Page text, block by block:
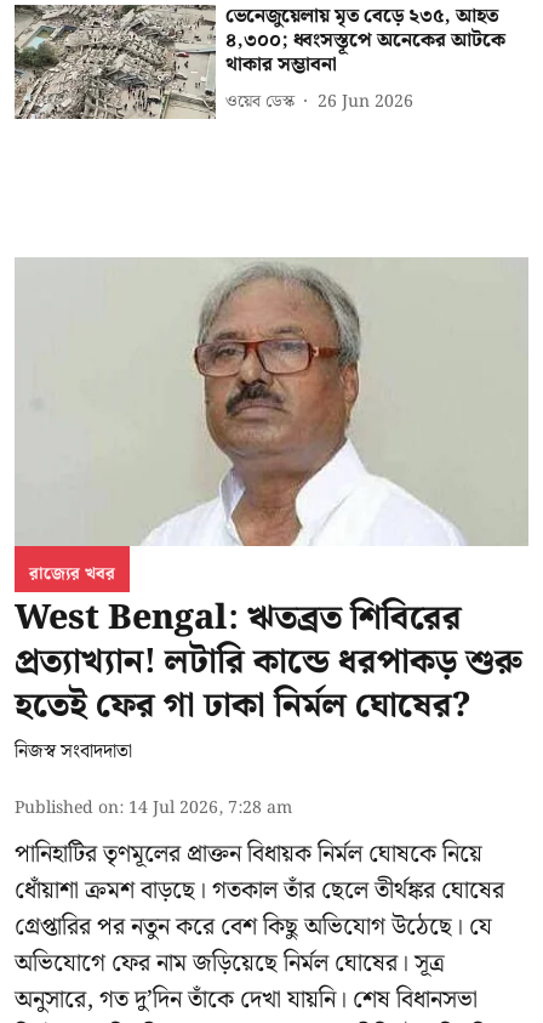
ভেনেজুয়েলায় মৃত বেড়ে ২৩৫, আহত
৪,৩০০; ধ্বংসস্তূপে অনেকের আটকে
থাকার সম্ভাবনা
ওয়েব ডেস্ক 26 Jun 2026
রাজ্যের খবর
West Bengal: ঋতব্রত শিবিরের
প্রত্যাখ্যান! লটারি কান্ডে ধরপাকড় শুরু
হতেই ফের গা ঢাকা নির্মল ঘোষের?
নিজস্ব সংবাদদাতা
Published on: 14 Jul 2026, 7:28 am
পানিহাটির তৃণমূলের প্রাক্তন বিধায়ক নির্মল ঘোষকে নিয়ে
ধোঁয়াশা ক্রমশ বাড়ছে। গতকাল তাঁর ছেলে তীর্থঙ্কর ঘোষের
গ্রেপ্তারির পর নতুন করে বেশ কিছু অভিযোগ উঠেছে। যে
অভিযোগে ফের নাম জড়িয়েছে নির্মল ঘোষের। সূত্র
অনুসারে, গত দু’দিন তাঁকে দেখা যায়নি। শেষ বিধানসভা